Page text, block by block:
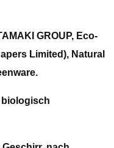
GROUP, Eco-
Limited), Natural
biologisch